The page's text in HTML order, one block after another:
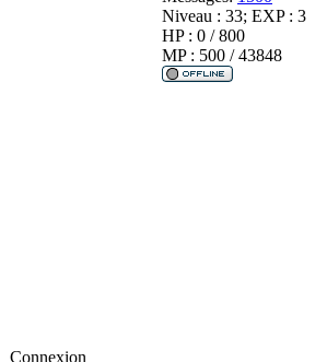
Connexion
Niveau : 33; EXP : 3
HP : 0 / 800
MP : 500 / 43848